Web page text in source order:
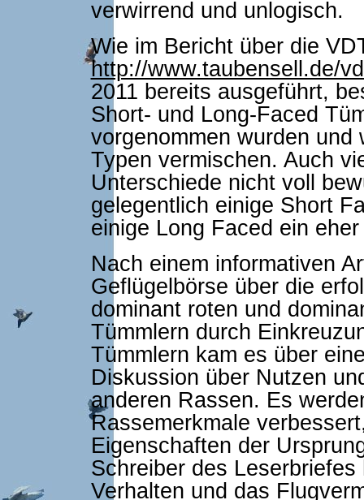
verwirrend und unlogisch.
Wie im Bericht über die
http://www.taubensell.de/
2011 bereits ausgeführt,
Short- und Long-Faced
vorgenommen wurden
Typen vermischen. Auch
Unterschiede nicht voll
gelegentlich einige Short
einige Long Faced ein
Nach einem informativen
Geflügelbörse über die
dominant roten und
Tümmlern durch
Tümmlern kam es über
Diskussion über Nutzen
anderen Rassen. Es
Rassemerkmale
Eigenschaften der
Schreiber des
Verhalten und das